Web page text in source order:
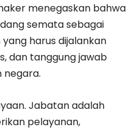
menegaskan bahwa
semata sebagai
harus dijalankan
dan tanggung jawab
negara.
Jabatan adalah
pelayanan,